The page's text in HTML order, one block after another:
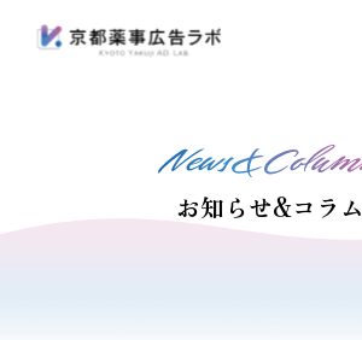
お知らせ&コラム